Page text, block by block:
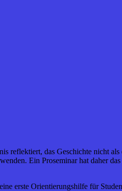
reflektiert, das Geschichte nicht
Ein Proseminar hat daher
erste Orientierungshilfe für